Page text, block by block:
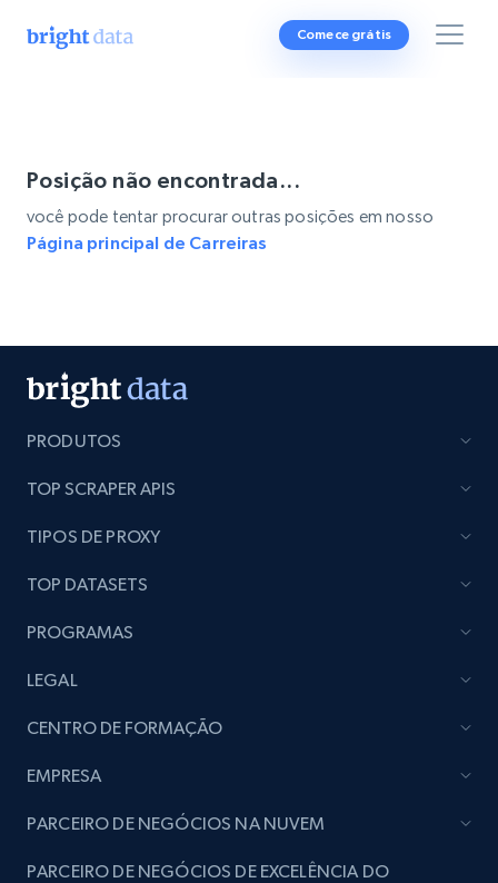
Comece grátis
Posição não encontrada...
você pode tentar procurar outras posições em nosso
Página principal de Carreiras
PRODUTOS
TOP SCRAPER APIS
TIPOS DE PROXY
TOP DATASETS
PROGRAMAS
LEGAL
CENTRO DE FORMAÇÃO
EMPRESA
PARCEIRO DE NEGÓCIOS NA NUVEM
PARCEIRO DE NEGÓCIOS DE EXCELÊNCIA DO